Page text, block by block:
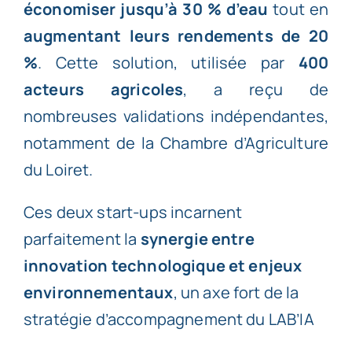
économiser jusqu’à 30 % d’eau tout en
augmentant leurs rendements de 20
%. Cette solution, utilisée par 400
acteurs agricoles, a reçu de
nombreuses validations indépendantes,
notamment de la Chambre d’Agriculture
du Loiret.
Ces deux start-ups incarnent
parfaitement la synergie entre
innovation technologique et enjeux
environnementaux, un axe fort de la
stratégie d’accompagnement du LAB’IA